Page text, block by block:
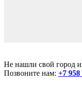
Не нашли свой город
Позвоните нам: +7 958